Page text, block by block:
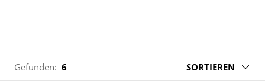
Gefunden: 6 SORTIEREN